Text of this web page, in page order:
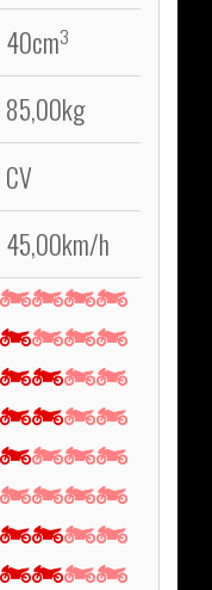
40cm3
85,00kg
CV
45,00km/h